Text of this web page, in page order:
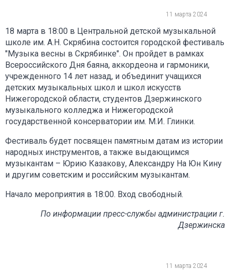
11 марта 2024
18 марта в 18:00 в Центральной детской музыкальной
школе им. А.Н. Скрябина состоится городской фестиваль
"Музыка весны в Скрябинке". Он пройдет в рамках
Всероссийского Дня баяна, аккордеона и гармоники,
учрежденного 14 лет назад, и объединит учащихся
детских музыкальных школ и школ искусств
Нижегородской области, студентов Дзержинского
музыкального колледжа и Нижегородской
государственной консерватории им. М.И. Глинки.
Фестиваль будет посвящен памятным датам из истории
народных инструментов, а также выдающимся
музыкантам – Юрию Казакову, Александру На Юн Кину
и другим советским и российским музыкантам.
Начало мероприятия в 18:00. Вход свободный.
По информации пресс-службы администрации г.
Дзержинска
11 марта 2024